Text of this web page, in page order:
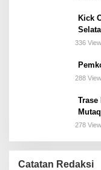
Kick
Bogor
336
288
Trase
278
Catatan Redaksi